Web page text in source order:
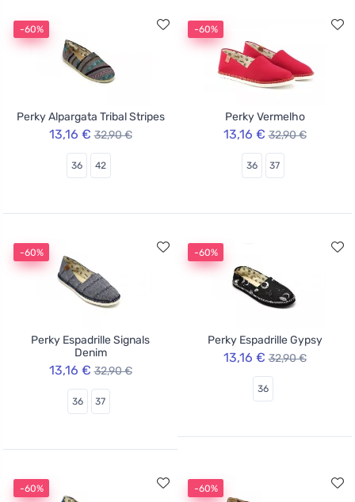
-60%
Perky Alpargata Tribal Stripes
13,16 € 32,90 €
36 42
-60%
Perky Vermelho
13,16 € 32,90 €
36 37
-60%
Perky Espadrille Signals
Denim
13,16 € 32,90 €
36 37
-60%
Perky Espadrille Gypsy
13,16 € 32,90 €
36
-60% -60%